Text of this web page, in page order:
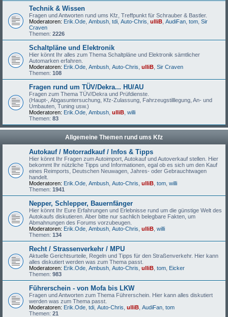
Technik & Wissen
Fragen und Antworten rund ums Kfz, Treffpunkt für Schrauber & Bastler.
Moderatoren: Erik.Ode Ambush tdi Auto-Chris ulliB AudiFan tom Sir
Craven
Themen: 2226
Schaltpläne und Elektronik
Hier könnt Ihr alles zum Thema Schaltpläne und Elektronik sämtlicher
Automarken erfahren.
Moderatoren: Erik.Ode Ambush Auto-Chris ulliB Sir Craven
Themen: 108
Fragen rund um TÜV/Dekra... HU/AU
Fragen zum Thema TÜV/Dekra und Prüfdienste.
(Haupt-, Abgasuntersuchung, Kfz-Zulassung, Fahrzeugstilllegung, An- und
Umbauten, Tuning usw.)
Moderatoren: Erik.Ode Ambush ulliB willi
Themen: 83
Allgemeine Themen rund ums Kfz
Autokauf / Motorradkauf / Infos & Tipps
Hier könnt Ihr Fragen zum Autoimport, Autokauf und Autoverkauf stellen. Hier
bekommt Ihr nützliche Tipps und Informationen, egal ob es sich um den Kauf
eines Reimports, Deutschen Neuwagen, Jahres- oder Gebrauchtwagen
handelt.
Moderatoren: Erik.Ode Ambush Auto-Chris ulliB tom willi
Themen: 1941
Nepper, Schlepper, Bauernfänger
Hier könnt Ihr Eure Erfahrungen und Erlebnisse rund um die günstige Welt des
Autokaufs diskutieren. Aber bitte nur sachlich belegbare Fakten, um
Abmahnungen des Forums vorzubeugen.
Moderatoren: Erik.Ode Ambush Auto-Chris ulliB willi
Themen: 134
Recht / Strassenverkehr / MPU
Aktuelle Gerichtsurteile, Regeln und Tipps für den Straßenverkehr. Hier kann
alles diskutiert werden was zum Thema passt.
Moderatoren: Erik.Ode Ambush Auto-Chris ulliB tom Eicker
Themen: 983
Führerschein - von Mofa bis LKW
Fragen und Antworten zum Thema Führerschein. Hier kann alles diskutiert
werden was zum Thema passt.
Moderatoren: Erik.Ode tdi Auto-Chris ulliB AudiFan tom
Themen: 21